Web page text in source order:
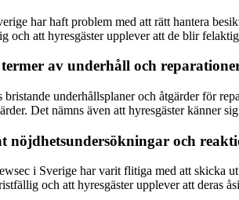
har haft problem med att rätt hantera
och att hyresgäster upplever att de blir
av underhåll och
underhållsplaner och åtgärder för
Det nämns även att hyresgäster känner
nöjdhetsundersökningar och
i Sverige har varit flitiga med att skicka
och att hyresgäster upplever att deras